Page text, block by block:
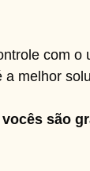
com o
a melhor
são